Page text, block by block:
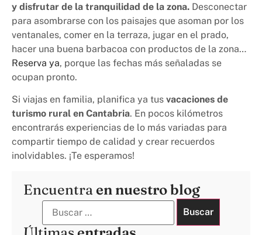
y disfrutar de la tranquilidad de la zona. Desconectar
para asombrarse con los paisajes que asoman por los
ventanales, comer en la terraza, jugar en el prado,
hacer una buena barbacoa con productos de la zona…
Reserva ya, porque las fechas más señaladas se
ocupan pronto.
Si viajas en familia, planifica ya tus vacaciones de
turismo rural en Cantabria. En pocos kilómetros
encontrarás experiencias de lo más variadas para
compartir tiempo de calidad y crear recuerdos
inolvidables. ¡Te esperamos!
Encuentraen nuestro blog